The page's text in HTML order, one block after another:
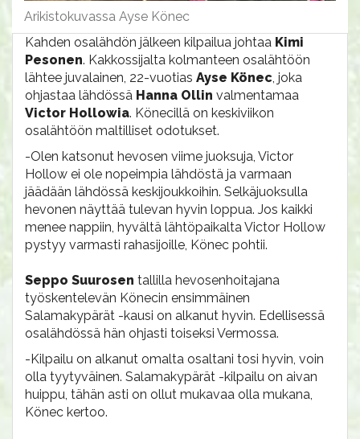
Arikistokuvassa Ayse Könec
Kahden osalähdön jälkeen kilpailua johtaa Kimi
Pesonen. Kakkossijalta kolmanteen osalähtöön
lähtee juvalainen, 22-vuotias Ayse Könec, joka
ohjastaa lähdössä Hanna Ollin valmentamaa
Victor Hollowia. Könecillä on keskiviikon
osalähtöön maltilliset odotukset.
-Olen katsonut hevosen viime juoksuja, Victor
Hollow ei ole nopeimpia lähdöstä ja varmaan
jäädään lähdössä keskijoukkoihin. Selkäjuoksulla
hevonen näyttää tulevan hyvin loppua. Jos kaikki
menee nappiin, hyvältä lähtöpaikalta Victor Hollow
pystyy varmasti rahasijoille, Könec pohtii.
Seppo Suurosen tallilla hevosenhoitajana
työskentelevän Könecin ensimmäinen
Salamakypärät -kausi on alkanut hyvin. Edellisessä
osalähdössä hän ohjasti toiseksi Vermossa.
-Kilpailu on alkanut omalta osaltani tosi hyvin, voin
olla tyytyväinen. Salamakypärät -kilpailu on aivan
huippu, tähän asti on ollut mukavaa olla mukana,
Könec kertoo.